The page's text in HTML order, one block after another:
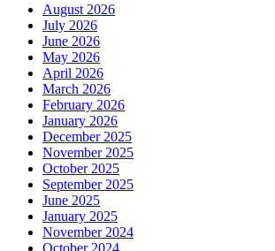
August 2026
July 2026
June 2026
May 2026
April 2026
March 2026
February 2026
January 2026
December 2025
November 2025
October 2025
September 2025
June 2025
January 2025
November 2024
October 2024